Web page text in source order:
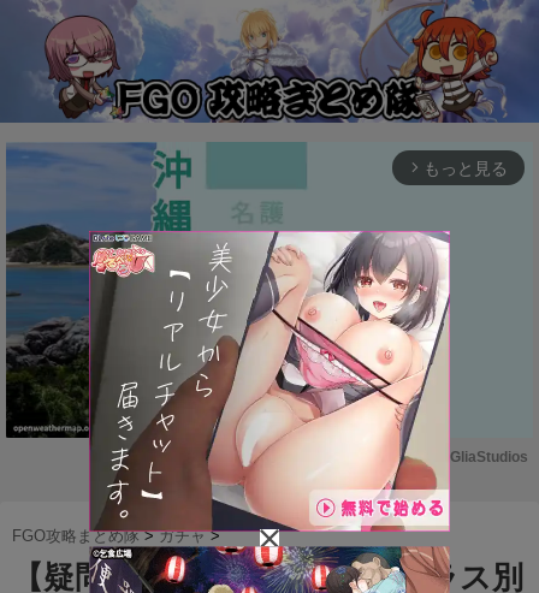
arrow_forward_ios もっと見る
u
t
e
Powered by GliaStudios
FGO攻略まとめ隊 >ガチャ >
【疑問】福袋ってやっぱりクラス別